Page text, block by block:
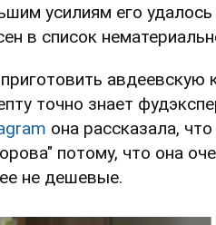
усилиям его
в список
авдеевскую
точно знает
она рассказала,
потому, что она
не дешевые.